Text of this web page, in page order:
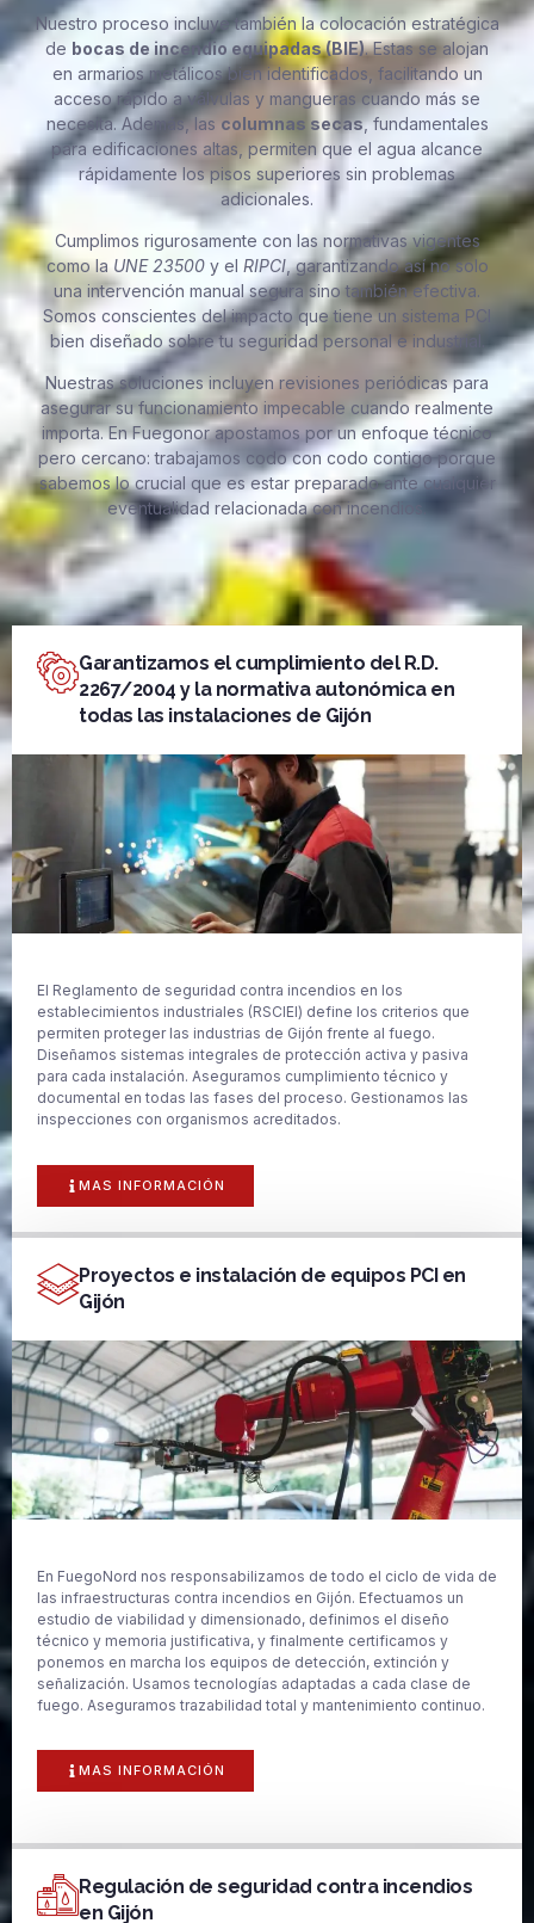
Nuestro proceso incluye también la colocación estratégica
de bocas de incendio equipadas (BIE). Estas se alojan
en armarios metálicos bien identificados, facilitando un
acceso rápido a válvulas y mangueras cuando más se
necesita. Además, las columnas secas, fundamentales
para edificaciones altas, permiten que el agua alcance
rápidamente los pisos superiores sin problemas
adicionales.
Cumplimos rigurosamente con las normativas vigentes
como la UNE 23500y el RIPCI, garantizando así no solo
una intervención manual segura sino también efectiva.
Somos conscientes del impacto que tiene un sistema PCI
bien diseñado sobre tu seguridad personal e industrial.
Nuestras soluciones incluyen revisiones periódicas para
asegurar su funcionamiento impecable cuando realmente
importa. En Fuegonor apostamos por un enfoque técnico
pero cercano: trabajamos codo con codo contigo porque
sabemos lo crucial que es estar preparado ante cualquier
eventualidad relacionada con incendios.
Garantizamos el cumplimiento del R.D.
2267/2004 y la normativa autonómica en
todas las instalaciones de Gijón
El Reglamento de seguridad contra incendios en los
establecimientos industriales (RSCIEI) define los criterios que
permiten proteger las industrias de Gijón frente al fuego.
Diseñamos sistemas integrales de protección activa y pasiva
para cada instalación. Aseguramos cumplimiento técnico y
documental en todas las fases del proceso. Gestionamos las
inspecciones con organismos acreditados.
MAS INFORMACIÓN
Proyectos e instalación de equipos PCI en
Gijón
En FuegoNord nos responsabilizamos de todo el ciclo de vida de
las infraestructuras contra incendios en Gijón. Efectuamos un
estudio de viabilidad y dimensionado, definimos el diseño
técnico y memoria justificativa, y finalmente certificamos y
ponemos en marcha los equipos de detección, extinción y
señalización. Usamos tecnologías adaptadas a cada clase de
fuego. Aseguramos trazabilidad total y mantenimiento continuo.
MAS INFORMACIÓN
Regulación de seguridad contra incendios
en Gijón